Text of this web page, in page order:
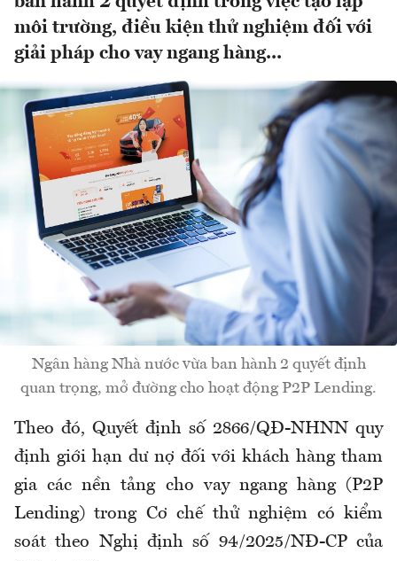
môi trường, điều kiện thử nghiệm đối với
giải pháp cho vay ngang hàng...
Ngân hàng Nhà nước vừa ban hành 2 quyết định
quan trọng, mở đường cho hoạt động P2P Lending.
Theo đó, Quyết định số 2866/QĐ-NHNN quy
định giới hạn dư nợ đối với khách hàng tham
gia các nền tảng cho vay ngang hàng (P2P
Lending) trong Cơ chế thử nghiệm có kiểm
soát theo Nghị định số 94/2025/NĐ-CP của